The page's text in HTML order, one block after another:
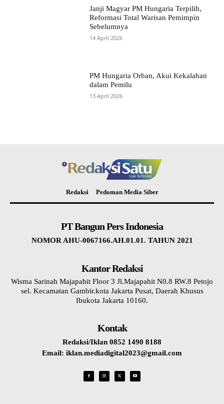
Janji Magyar PM Hungaria Terpilih,
Reformasi Total Warisan Pemimpin
Sebelumnya
14 April 2026
PM Hungaria Orban, Akui Kekalahan
dalam Pemilu
13 April 2026
Redaksi Pedoman Media Siber
PT Bangun Pers Indonesia
NOMOR AHU-0067166.AH.01.01. TAHUN 2021
Kantor Redaksi
Wisma Sarinah Majapahit Floor 3 Jl.Majapahit N0.8 RW.8 Petojo
sel. Kecamatan Gambir.kota Jakarta Pusat, Daerah Khusus
Ibukota Jakarta 10160.
Kontak
Redaksi/Iklan 0852 1490 8188
Email: iklan.mediadigital2023@gmail.com